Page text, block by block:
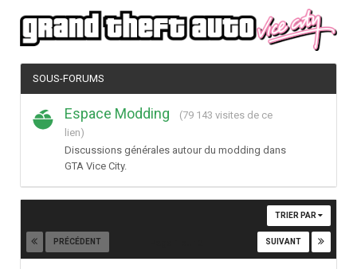
SOUS-FORUMS
Espace Modding
(79 143 visites de ce
lien)
Discussions générales autour du modding dans
GTA Vice City.
TRIER PAR
PRÉCÉDENT SUIVANT